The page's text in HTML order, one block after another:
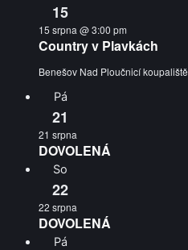
15
Country v Plavkách
15 srpna @ 3:00 pm
Benešov Nad Ploučnicí koupaliště
Pá
21
DOVOLENÁ
21 srpna
So
22
DOVOLENÁ
22 srpna
Pá